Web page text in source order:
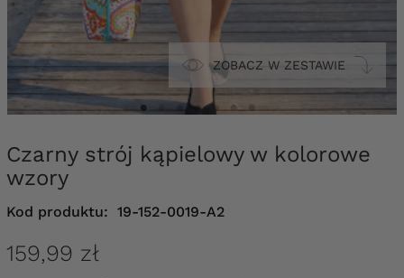
ZOBACZ W ZESTAWIE
Czarny strój kąpielowy w kolorowe
wzory
Kod produktu: 19-152-0019-A2
159,99 zł